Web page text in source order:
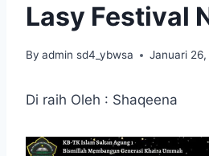
Lasy Festival
By admin sd4_ybwsa Januari
Di raih Oleh : Shaqeena